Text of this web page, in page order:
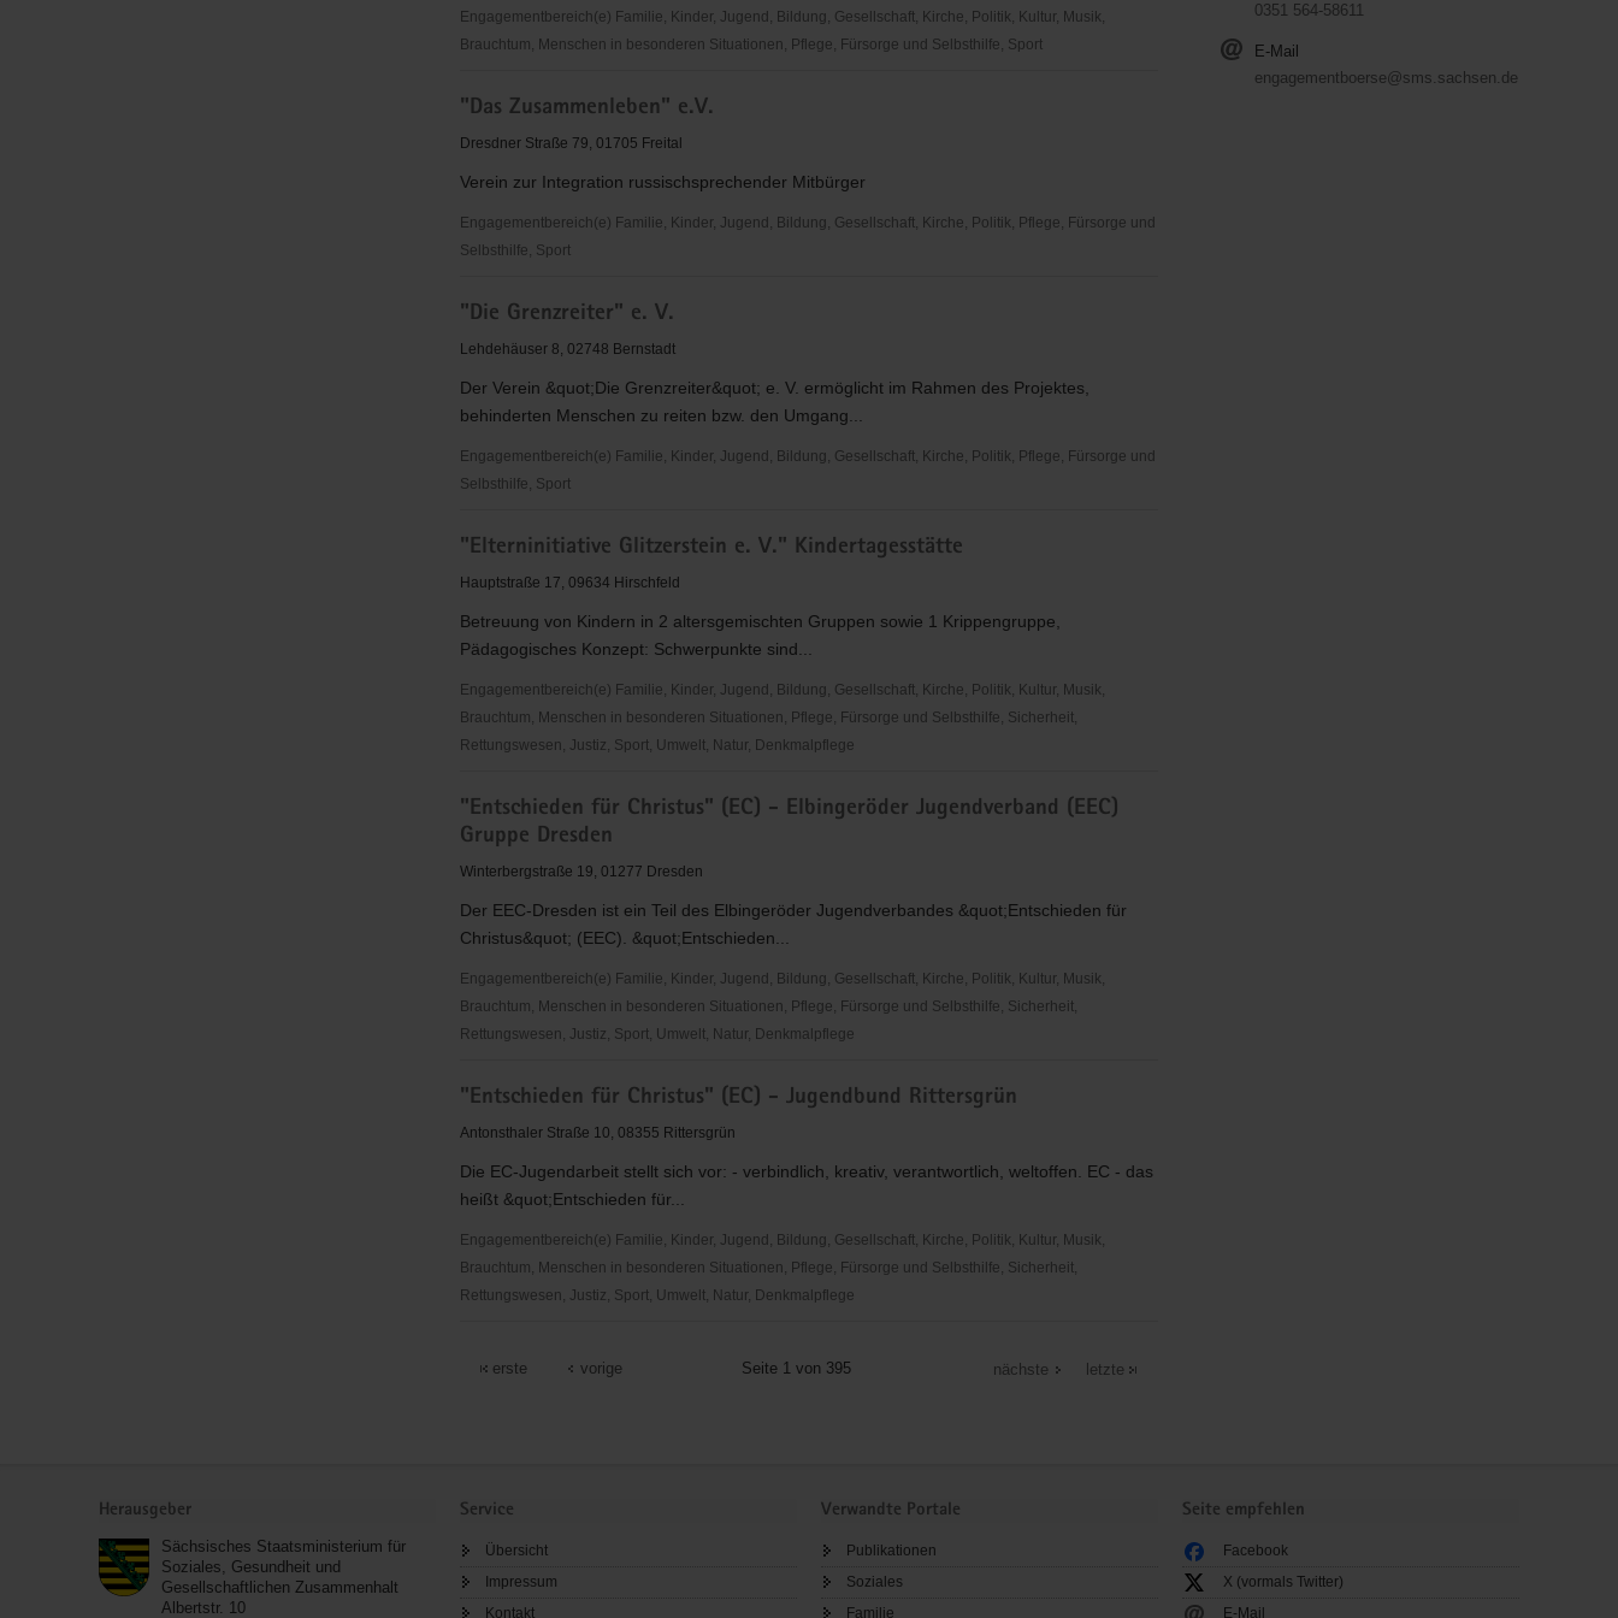
Engagementbereich(e) Familie, Kinder, Jugend, Bildung, Gesellschaft, Kirche, Politik, Kultur, Musik,
Brauchtum, Menschen in besonderen Situationen, Pflege, Fürsorge und Selbsthilfe, Sport
Radio-
Initiative
e.V.
"Das Zusammenleben" e.V.
Dresdner Straße 79, 01705 Freital
Verein zur Integration russischsprechender Mitbürger
Engagementbereich(e) Familie, Kinder, Jugend, Bildung, Gesellschaft, Kirche, Politik, Pflege, Fürsorge und
Selbsthilfe, Sport
Zusammenleben"
e.V.
"Die Grenzreiter" e. V.
Lehdehäuser 8, 02748 Bernstadt
Der Verein &quot;Die Grenzreiter&quot; e. V. ermöglicht im Rahmen des Projektes,
behinderten Menschen zu reiten bzw. den Umgang...
Engagementbereich(e) Familie, Kinder, Jugend, Bildung, Gesellschaft, Kirche, Politik, Pflege, Fürsorge und
Selbsthilfe, Sport
Grenzreiter"
e.
"Elterninitiative Glitzerstein e. V." Kindertagesstätte
Hauptstraße 17, 09634 Hirschfeld
Betreuung von Kindern in 2 altersgemischten Gruppen sowie 1 Krippengruppe,
Pädagogisches Konzept: Schwerpunkte sind...
Engagementbereich(e) Familie, Kinder, Jugend, Bildung, Gesellschaft, Kirche, Politik, Kultur, Musik,
Brauchtum, Menschen in besonderen Situationen, Pflege, Fürsorge und Selbsthilfe, Sicherheit,
Rettungswesen, Justiz, Sport, Umwelt, Natur, Denkmalpflege
Glitzerstein
e.
V."
"Entschieden für Christus" (EC) - Elbingeröder Jugendverband (EEC)
Gruppe Dresden
Winterbergstraße 19, 01277 Dresden
Der EEC-Dresden ist ein Teil des Elbingeröder Jugendverbandes &quot;Entschieden für
Christus&quot; (EEC). &quot;Entschieden...
Engagementbereich(e) Familie, Kinder, Jugend, Bildung, Gesellschaft, Kirche, Politik, Kultur, Musik,
Brauchtum, Menschen in besonderen Situationen, Pflege, Fürsorge und Selbsthilfe, Sicherheit,
Rettungswesen, Justiz, Sport, Umwelt, Natur, Denkmalpflege
für
Christus"
-
Elbingeröder
Jugendverband
(EEC)
Gruppe
"Entschieden für Christus" (EC) - Jugendbund Rittersgrün
Antonsthaler Straße 10, 08355 Rittersgrün
Die EC-Jugendarbeit stellt sich vor: - verbindlich, kreativ, verantwortlich, weltoffen. EC - das
heißt &quot;Entschieden für...
Engagementbereich(e) Familie, Kinder, Jugend, Bildung, Gesellschaft, Kirche, Politik, Kultur, Musik,
Brauchtum, Menschen in besonderen Situationen, Pflege, Fürsorge und Selbsthilfe, Sicherheit,
Rettungswesen, Justiz, Sport, Umwelt, Natur, Denkmalpflege
Rittersgrün
erste vorige Seite 1 von 395 nächste letzte
0351 564-58611
E-Mail
engagementboerse@sms.sachsen.de
Herausgeber
Sächsisches Staatsministerium für
Soziales, Gesundheit und
Gesellschaftlichen Zusammenhalt
Albertstr. 10
Service
Übersicht
Impressum
Kontakt
Verwandte Portale
Publikationen
Soziales
Familie
Seite empfehlen
Facebook
X (vormals Twitter)
E-Mail